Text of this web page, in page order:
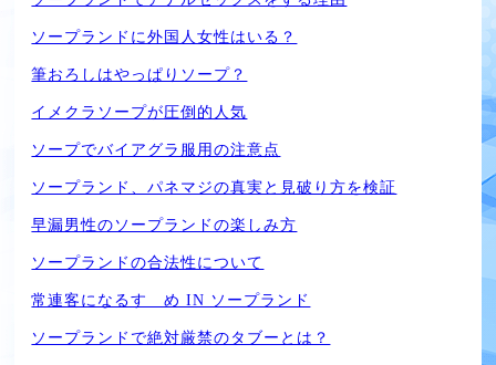
ソープランドに外国人女性はいる？
筆おろしはやっぱりソープ？
イメクラソープが圧倒的人気
ソープでバイアグラ服用の注意点
ソープランド、パネマジの真実と見破り方を検証
早漏男性のソープランドの楽しみ方
ソープランドの合法性について
常連客になるすゝめ IN ソープランド
ソープランドで絶対厳禁のタブーとは？